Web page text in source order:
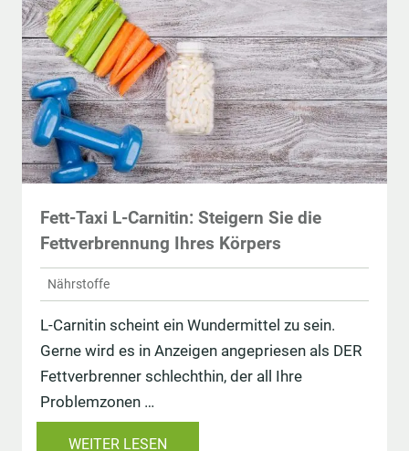
Fett-Taxi L-Carnitin: Steigern Sie die
Fettverbrennung Ihres Körpers
Nährstoffe
L-Carnitin scheint ein Wundermittel zu sein.
Gerne wird es in An­zeigen angepriesen als DER
Fettverbrenner schlechthin, der all Ihre
Problemzonen …
WEITER LESEN